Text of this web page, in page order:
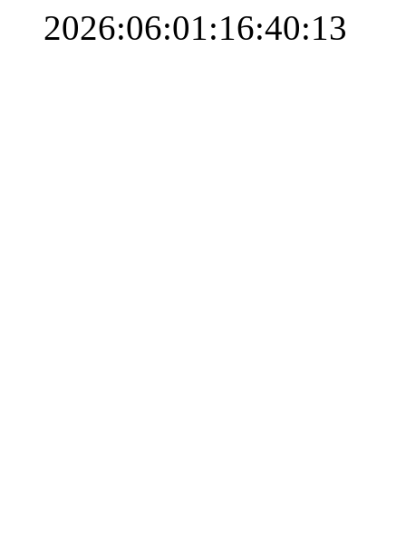
2026:06:01:16:40:13